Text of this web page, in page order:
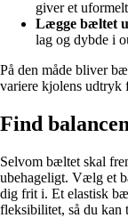
giver et
Lægge bæltet
lag og dybde i
På den måde bliver
variere kjolens udtryk
Find
Selvom bæltet skal
ubehageligt. Vælg et
dig frit i. Et elastisk
fleksibilitet, så du kan